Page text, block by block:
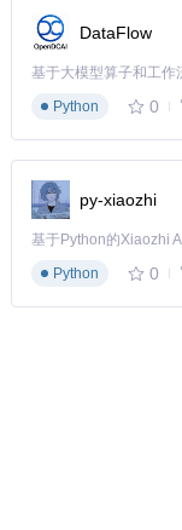
以下是该文件的主要
DataFlow
基于大模型算子和工
Python
0
py-xiaozhi
Python
0